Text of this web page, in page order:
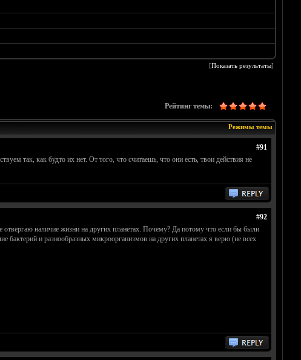
[Показать результаты]
Рейтинг темы:
Режимы темы
#91
так, как будто их нет. От того, что считаешь, что они есть, твои действия не
#92
наличие жизни на других планетах. Почему? Да потому что если бы были
и разнообразных микроорганизмов на других планетах я верю (не всех